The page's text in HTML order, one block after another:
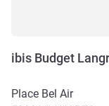
ibis Budget
Place Bel Air